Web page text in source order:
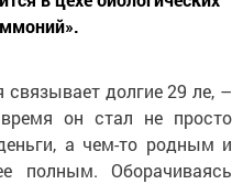
долгие 29 ле, –
он стал не просто
а чем-то родным и
полным. Оборачиваясь